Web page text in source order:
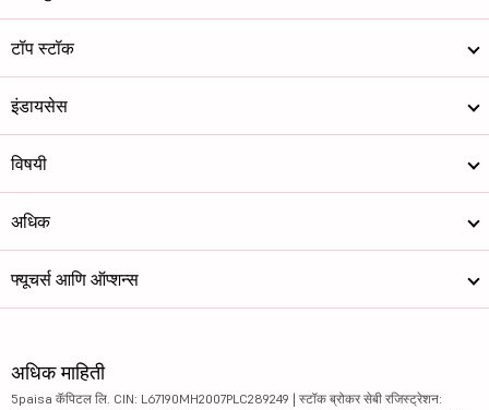
टॉप स्टॉक
इंडायसेस
विषयी
अधिक
फ्यूचर्स आणि ऑप्शन्स
अधिक माहिती
5paisa कॅपिटल लि. CIN: L67190MH2007PLC289249 | स्टॉक ब्रोकर सेबी रजिस्ट्रेशन: